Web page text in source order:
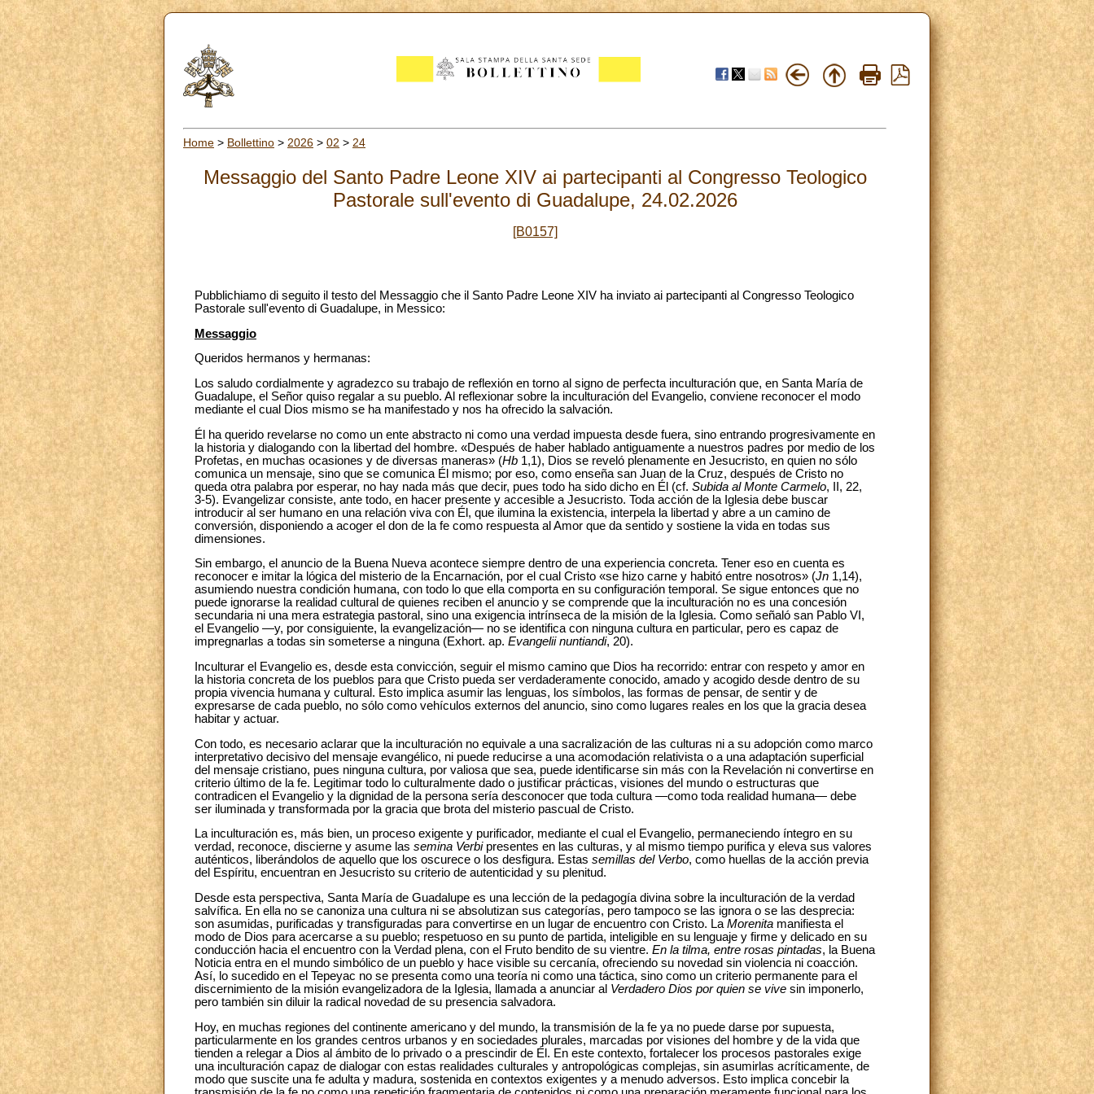
Home > Bollettino > 2026 > 02 > 24
Messaggio del Santo Padre Leone XIV ai partecipanti al Congresso Teologico
Pastorale sull'evento di Guadalupe, 24.02.2026
[B0157]
Pubblichiamo di seguito il testo del Messaggio che il Santo Padre Leone XIV ha inviato ai partecipanti al Congresso Teologico
Pastorale sull'evento di Guadalupe, in Messico:
Messaggio
Queridos hermanos y hermanas:
Los saludo cordialmente y agradezco su trabajo de reflexión en torno al signo de perfecta inculturación que, en Santa María de
Guadalupe, el Señor quiso regalar a su pueblo. Al reflexionar sobre la inculturación del Evangelio, conviene reconocer el modo
mediante el cual Dios mismo se ha manifestado y nos ha ofrecido la salvación.
Él ha querido revelarse no como un ente abstracto ni como una verdad impuesta desde fuera, sino entrando progresivamente en
la historia y dialogando con la libertad del hombre. «Después de haber hablado antiguamente a nuestros padres por medio de los
Profetas, en muchas ocasiones y de diversas maneras» (Hb 1,1), Dios se reveló plenamente en Jesucristo, en quien no sólo
comunica un mensaje, sino que se comunica Él mismo; por eso, como enseña san Juan de la Cruz, después de Cristo no
queda otra palabra por esperar, no hay nada más que decir, pues todo ha sido dicho en Él (cf. Subida al Monte Carmelo, II, 22,
3-5). Evangelizar consiste, ante todo, en hacer presente y accesible a Jesucristo. Toda acción de la Iglesia debe buscar
introducir al ser humano en una relación viva con Él, que ilumina la existencia, interpela la libertad y abre a un camino de
conversión, disponiendo a acoger el don de la fe como respuesta al Amor que da sentido y sostiene la vida en todas sus
dimensiones.
Sin embargo, el anuncio de la Buena Nueva acontece siempre dentro de una experiencia concreta. Tener eso en cuenta es
reconocer e imitar la lógica del misterio de la Encarnación, por el cual Cristo «se hizo carne y habitó entre nosotros» (Jn 1,14),
asumiendo nuestra condición humana, con todo lo que ella comporta en su configuración temporal. Se sigue entonces que no
puede ignorarse la realidad cultural de quienes reciben el anuncio y se comprende que la inculturación no es una concesión
secundaria ni una mera estrategia pastoral, sino una exigencia intrínseca de la misión de la Iglesia. Como señaló san Pablo VI,
el Evangelio —y, por consiguiente, la evangelización— no se identifica con ninguna cultura en particular, pero es capaz de
impregnarlas a todas sin someterse a ninguna (Exhort. ap. Evangelii nuntiandi, 20).
Inculturar el Evangelio es, desde esta convicción, seguir el mismo camino que Dios ha recorrido: entrar con respeto y amor en
la historia concreta de los pueblos para que Cristo pueda ser verdaderamente conocido, amado y acogido desde dentro de su
propia vivencia humana y cultural. Esto implica asumir las lenguas, los símbolos, las formas de pensar, de sentir y de
expresarse de cada pueblo, no sólo como vehículos externos del anuncio, sino como lugares reales en los que la gracia desea
habitar y actuar.
Con todo, es necesario aclarar que la inculturación no equivale a una sacralización de las culturas ni a su adopción como marco
interpretativo decisivo del mensaje evangélico, ni puede reducirse a una acomodación relativista o a una adaptación superficial
del mensaje cristiano, pues ninguna cultura, por valiosa que sea, puede identificarse sin más con la Revelación ni convertirse en
criterio último de la fe. Legitimar todo lo culturalmente dado o justificar prácticas, visiones del mundo o estructuras que
contradicen el Evangelio y la dignidad de la persona sería desconocer que toda cultura —como toda realidad humana— debe
ser iluminada y transformada por la gracia que brota del misterio pascual de Cristo.
La inculturación es, más bien, un proceso exigente y purificador, mediante el cual el Evangelio, permaneciendo íntegro en su
verdad, reconoce, discierne y asume las semina Verbipresentes en las culturas, y al mismo tiempo purifica y eleva sus valores
auténticos, liberándolos de aquello que los oscurece o los desfigura. Estas semillas del Verbo, como huellas de la acción previa
del Espíritu, encuentran en Jesucristo su criterio de autenticidad y su plenitud.
Desde esta perspectiva, Santa María de Guadalupe es una lección de la pedagogía divina sobre la inculturación de la verdad
salvífica. En ella no se canoniza una cultura ni se absolutizan sus categorías, pero tampoco se las ignora o se las desprecia:
son asumidas, purificadas y transfiguradas para convertirse en un lugar de encuentro con Cristo. La Morenita manifiesta el
modo de Dios para acercarse a su pueblo; respetuoso en su punto de partida, inteligible en su lenguaje y firme y delicado en su
conducción hacia el encuentro con la Verdad plena, con el Fruto bendito de su vientre. En la tilma, entre rosas pintadas, la Buena
Noticia entra en el mundo simbólico de un pueblo y hace visible su cercanía, ofreciendo su novedad sin violencia ni coacción.
Así, lo sucedido en el Tepeyac no se presenta como una teoría ni como una táctica, sino como un criterio permanente para el
discernimiento de la misión evangelizadora de la Iglesia, llamada a anunciar al Verdadero Dios por quien se vive sin imponerlo,
pero también sin diluir la radical novedad de su presencia salvadora.
Hoy, en muchas regiones del continente americano y del mundo, la transmisión de la fe ya no puede darse por supuesta,
particularmente en los grandes centros urbanos y en sociedades plurales, marcadas por visiones del hombre y de la vida que
tienden a relegar a Dios al ámbito de lo privado o a prescindir de Él. En este contexto, fortalecer los procesos pastorales exige
una inculturación capaz de dialogar con estas realidades culturales y antropológicas complejas, sin asumirlas acríticamente, de
modo que suscite una fe adulta y madura, sostenida en contextos exigentes y a menudo adversos. Esto implica concebir la